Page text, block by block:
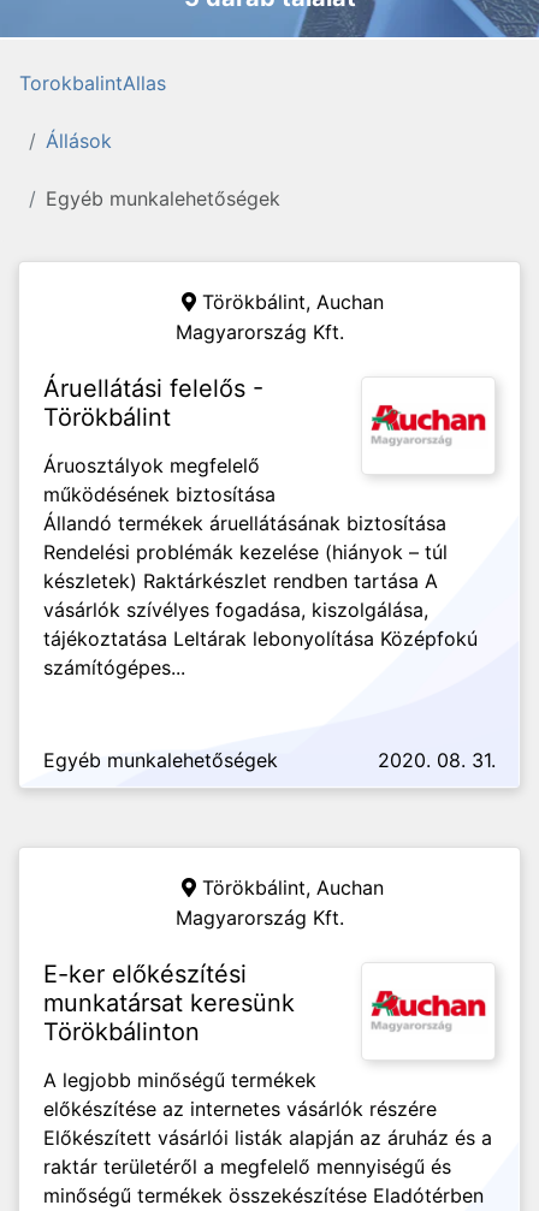
TorokbalintAllas
Állások
Egyéb munkalehetőségek
Törökbálint, Auchan
Magyarország Kft.
Áruellátási felelős -
Törökbálint
Áruosztályok megfelelő
működésének biztosítása
Állandó termékek áruellátásának biztosítása
Rendelési problémák kezelése (hiányok – túl
készletek) Raktárkészlet rendben tartása A
vásárlók szívélyes fogadása, kiszolgálása,
tájékoztatása Leltárak lebonyolítása Középfokú
számítógépes...
Egyéb munkalehetőségek 2020. 08. 31.
Törökbálint, Auchan
Magyarország Kft.
E-ker előkészítési
munkatársat keresünk
Törökbálinton
A legjobb minőségű termékek
előkészítése az internetes vásárlók részére
Előkészített vásárlói listák alapján az áruház és a
raktár területéről a megfelelő mennyiségű és
minőségű termékek összekészítése Eladótérben